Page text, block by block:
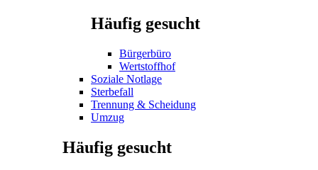
Häufig gesucht
Bürgerbüro
Wertstoffhof
Soziale Notlage
Sterbefall
Trennung & Scheidung
Umzug
Häufig gesucht